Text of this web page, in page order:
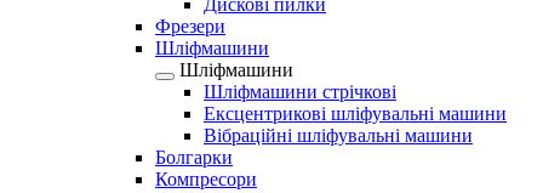
Дискові пилки
Фрезери
Шліфмашини
Шліфмашини
Шліфмашини стрічкові
Ексцентрикові шліфувальні машини
Вібраційні шліфувальні машини
Болгарки
Компресори